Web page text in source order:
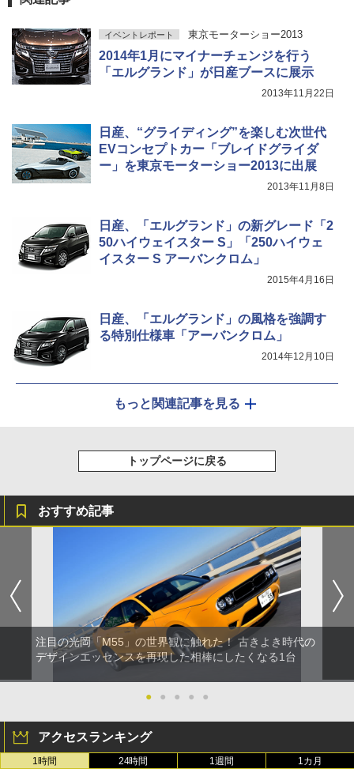
イベントレポート 東京モーターショー2013
2014年1月にマイナーチェンジを行う
「エルグランド」が日産ブースに展示
2013年11月22日
日産、“グライディング”を楽しむ次世代
EVコンセプトカー「ブレイドグライダ
ー」を東京モーターショー2013に出展
2013年11月8日
日産、「エルグランド」の新グレード「2
50ハイウェイスター S」「250ハイウェ
イスター S アーバンクロム」
2015年4月16日
日産、「エルグランド」の風格を強調す
る特別仕様車「アーバンクロム」
2014年12月10日
もっと関連記事を見る
トップページに戻る
おすすめ記事
注目の光岡「M55」の世界観に触れた！ 古きよき時代の
デザインエッセンスを再現した相棒にしたくなる1台
● ● ● ● ●
アクセスランキング
1時間 24時間 1週間 1カ月